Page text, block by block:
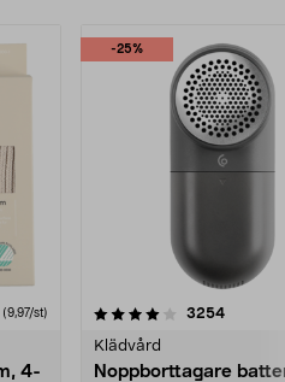
(9,97/st)
4-
-25%
3254
Klädvård
Noppborttagare
4.5av 5 stjärnor